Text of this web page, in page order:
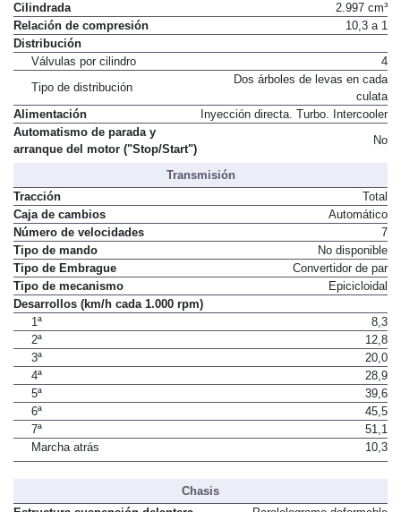
Cilindrada
2.997 cm³
Relación de compresión
10,3 a 1
Distribución
Válvulas por cilindro
4
Tipo de distribución
Dos árboles de levas en cada
culata
Alimentación
Inyección directa. Turbo. Intercooler
Automatismo de parada y
arranque del motor ("Stop/Start")
No
Transmisión
Tracción
Total
Caja de cambios
Automático
Número de velocidades
7
Tipo de mando
No disponible
Tipo de Embrague
Convertidor de par
Tipo de mecanismo
Epicicloidal
Desarrollos (km/h cada 1.000 rpm)
1ª
8,3
2ª
12,8
3ª
20,0
4ª
28,9
5ª
39,6
6ª
45,5
7ª
51,1
Marcha atrás
10,3
Chasis